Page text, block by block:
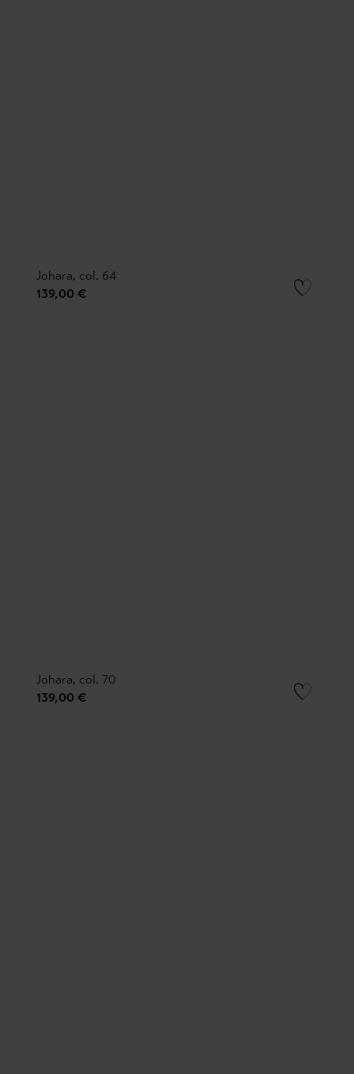
Johara, col. 64
139,00 €
Johara, col. 70
139,00 €